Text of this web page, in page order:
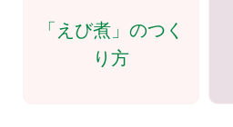
「えび煮」のつく
り方